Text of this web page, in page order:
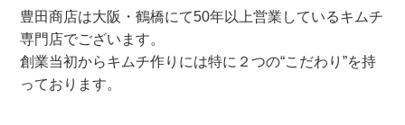
豊田商店は大阪・鶴橋にて50年以上営業しているキムチ
専門店でございます。
創業当初からキムチ作りには特に２つの“こだわり”を持
っております。